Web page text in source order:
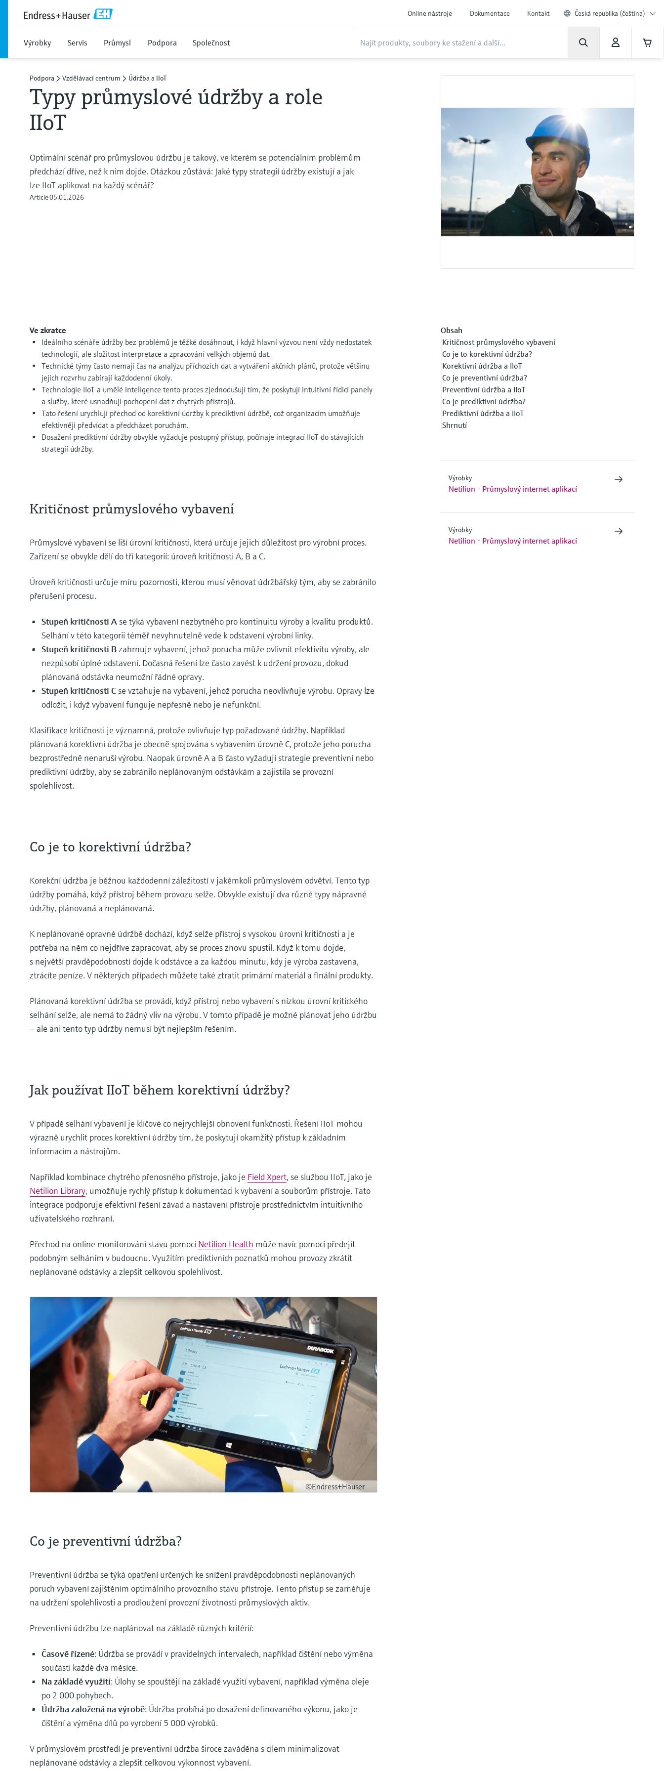
Online nástroje Dokumentace Kontakt Česká republika (čeština)
Výrobky Servis Průmysl Podpora Společnost
Podpora Vzdělávací centrum Údržba a IIoT
Typy průmyslové údržby a role
IIoT
Optimální scénář pro průmyslovou údržbu je takový, ve kterém se potenciálním problémům
předchází dříve, než k nim dojde. Otázkou zůstává: Jaké typy strategií údržby existují a jak
lze IIoT aplikovat na každý scénář?
Article05.01.2026
Ve zkratce
Ideálního scénáře údržby bez problémů je těžké dosáhnout, i když hlavní výzvou není vždy nedostatek
technologií, ale složitost interpretace a zpracování velkých objemů dat.
Technické týmy často nemají čas na analýzu příchozích dat a vytváření akčních plánů, protože většinu
jejich rozvrhu zabírají každodenní úkoly.
Technologie IIoT a umělé inteligence tento proces zjednodušují tím, že poskytují intuitivní řídicí panely
a služby, které usnadňují pochopení dat z chytrých přístrojů.
Tato řešení urychlují přechod od korektivní údržby k prediktivní údržbě, což organizacím umožňuje
efektivněji předvídat a předcházet poruchám.
Dosažení prediktivní údržby obvykle vyžaduje postupný přístup, počínaje integrací IIoT do stávajících
strategií údržby.
Obsah
Kritičnost průmyslového vybavení
Co je to korektivní údržba?
Korektivní údržba a IIoT
Co je preventivní údržba?
Preventivní údržba a IIoT
Co je prediktivní údržba?
Prediktivní údržba a IIoT
Shrnutí
Kritičnost průmyslového vybavení
Průmyslové vybavení se liší úrovní kritičnosti, která určuje jejich důležitost pro výrobní proces.
Zařízení se obvykle dělí do tří kategorií: úroveň kritičnosti A, B a C.
Úroveň kritičnosti určuje míru pozornosti, kterou musí věnovat údržbářský tým, aby se zabránilo
přerušení procesu.
Stupeň kritičnosti Ase týká vybavení nezbytného pro kontinuitu výroby a kvalitu produktů.
Selhání v této kategorii téměř nevyhnutelně vede k odstavení výrobní linky.
Stupeň kritičnosti Bzahrnuje vybavení, jehož porucha může ovlivnit efektivitu výroby, ale
nezpůsobí úplné odstavení. Dočasná řešení lze často zavést k udržení provozu, dokud
plánovaná odstávka neumožní řádné opravy.
Stupeň kritičnosti Cse vztahuje na vybavení, jehož porucha neovlivňuje výrobu. Opravy lze
odložit, i když vybavení funguje nepřesně nebo je nefunkční.
Klasifikace kritičnosti je významná, protože ovlivňuje typ požadované údržby. Například
plánovaná korektivní údržba je obecně spojována s vybavením úrovně C, protože jeho porucha
bezprostředně nenaruší výrobu. Naopak úrovně A a B často vyžadují strategie preventivní nebo
prediktivní údržby, aby se zabránilo neplánovaným odstávkám a zajistila se provozní
spolehlivost.
Co je to korektivní údržba?
Korekční údržba je běžnou každodenní záležitostí v jakémkoli průmyslovém odvětví. Tento typ
údržby pomáhá, když přístroj během provozu selže. Obvykle existují dva různé typy nápravné
údržby, plánovaná a neplánovaná.
K neplánované opravné údržbě dochází, když selže přístroj s vysokou úrovní kritičnosti a je
potřeba na něm co nejdříve zapracovat, aby se proces znovu spustil. Když k tomu dojde,
s největší pravděpodobností dojde k odstávce a za každou minutu, kdy je výroba zastavena,
ztrácíte peníze. V některých případech můžete také ztratit primární materiál a finální produkty.
Plánovaná korektivní údržba se provádí, když přístroj nebo vybavení s nízkou úrovní kritického
selhání selže, ale nemá to žádný vliv na výrobu. V tomto případě je možné plánovat jeho údržbu
– ale ani tento typ údržby nemusí být nejlepším řešením.
Jak používat IIoT během korektivní údržby?
V případě selhání vybavení je klíčové co nejrychlejší obnovení funkčnosti. Řešení IIoT mohou
výrazně urychlit proces korektivní údržby tím, že poskytují okamžitý přístup k základním
informacím a nástrojům.
Například kombinace chytrého přenosného přístroje, jako je Field Xpert, se službou IIoT, jako je
Netilion Library, umožňuje rychlý přístup k dokumentaci k vybavení a souborům přístroje. Tato
integrace podporuje efektivní řešení závad a nastavení přístroje prostřednictvím intuitivního
uživatelského rozhraní.
Přechod na online monitorování stavu pomocí Netilion Health může navíc pomoci předejít
podobným selháním v budoucnu. Využitím prediktivních poznatků mohou provozy zkrátit
neplánované odstávky a zlepšit celkovou spolehlivost.
©Endress+Hauser
Co je preventivní údržba?
Preventivní údržba se týká opatření určených ke snížení pravděpodobnosti neplánovaných
poruch vybavení zajištěním optimálního provozního stavu přístroje. Tento přístup se zaměřuje
na udržení spolehlivosti a prodloužení provozní životnosti průmyslových aktiv.
Preventivní údržbu lze naplánovat na základě různých kritérií:
Časově řízené: Údržba se provádí v pravidelných intervalech, například čištění nebo výměna
součástí každé dva měsíce.
Na základě využití: Úlohy se spouštějí na základě využití vybavení, například výměna oleje
po 2 000 pohybech.
Údržba založená na výrobě: Údržba probíhá po dosažení definovaného výkonu, jako je
čištění a výměna dílů po vyrobení 5 000 výrobků.
V průmyslovém prostředí je preventivní údržba široce zaváděna s cílem minimalizovat
neplánované odstávky a zlepšit celkovou výkonnost vybavení.
Výrobky
Netilion - Průmyslový internet aplikací
Výrobky
Netilion - Průmyslový internet aplikací